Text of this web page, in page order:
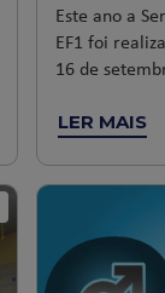
Este ano a
EF1 foi
16 de
LER MAIS